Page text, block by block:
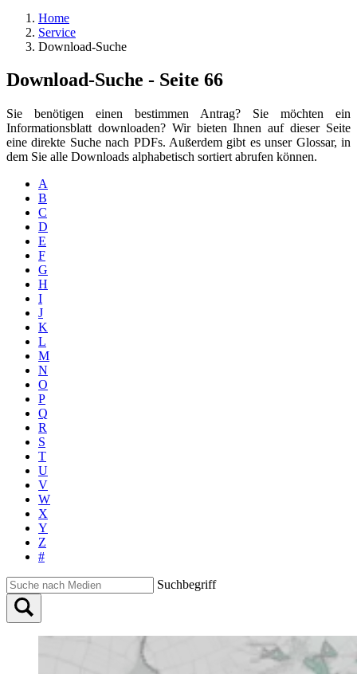
Home
Service
Download-Suche
Download-Suche - Seite 66
Sie benötigen einen bestimmen Antrag? Sie möchten ein
Informationsblatt downloaden? Wir bieten Ihnen auf dieser Seite
eine direkte Suche nach PDFs. Außerdem gibt es unser Glossar, in
dem Sie alle Downloads alphabetisch sortiert abrufen können.
A
B
C
D
E
F
G
H
I
J
K
L
M
N
O
P
Q
R
S
T
U
V
W
X
Y
Z
#
Suchbegriff